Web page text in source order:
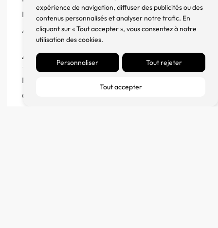
expérience de navigation, diffuser des publicités ou des
contenus personnalisés et analyser notre trafic. En
cliquant sur « Tout accepter », vous consentez à notre
utilisation des cookies.
Personnaliser Tout rejeter
Tout accepter
Meuble, Rack et Support
Accessoires
Aide
FAQ
CGV